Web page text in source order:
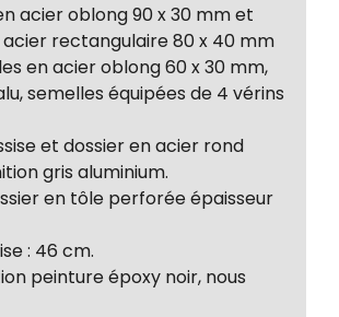
acier oblong 90 x 30 mm et
rectangulaire 80 x 40 mm
en acier oblong 60 x 30 mm,
semelles équipées de 4 vérins
et dossier en acier rond
gris aluminium.
en tôle perforée épaisseur
: 46 cm.
peinture époxy noir, nous